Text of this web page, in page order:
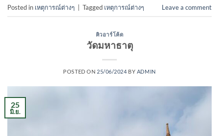
Posted in เหตุการณ์ต่างๆ Tagged เหตุการณ์ต่างๆ Leave a comment
คิวอาร์โค้ด
วัดมหาธาตุ
POSTED ON 25/06/2024 BY ADMIN
25
มิ.ย.